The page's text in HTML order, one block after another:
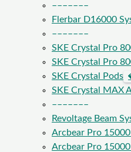
–––––––
Flerbar D16000
–––––––
SKE Crystal Pro
SKE Crystal Pro
SKE Crystal Pods
SKE Crystal MAX
–––––––
Revoltage Beam
Arcbear Pro 15000
Arcbear Pro